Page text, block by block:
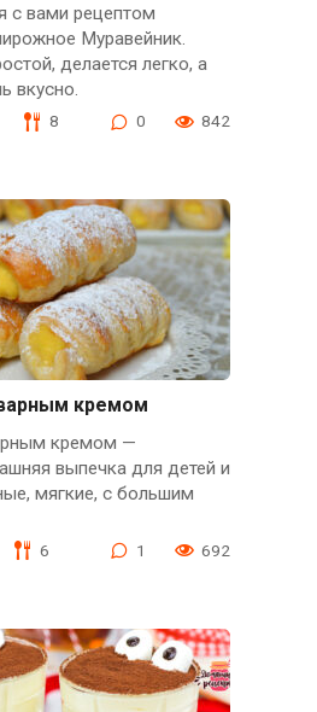
с вами рецептом
Муравейник.
делается легко, а
вкусно.
8 0 842
кремом
кремом —
выпечка для детей и
мягкие, с большим
6 1 692